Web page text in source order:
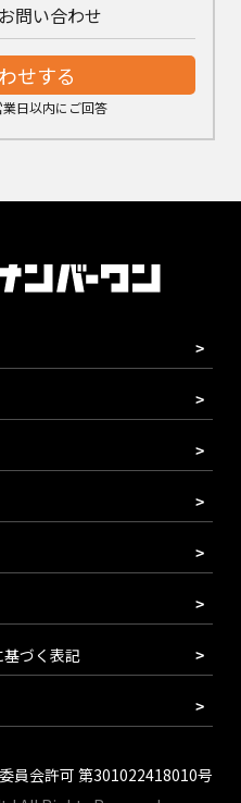
問い合わせ
せする
日以内にご回答
づく表記
員会許可 第301022418010号